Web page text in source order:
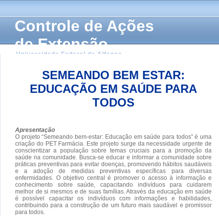
Controle de Ações
de Extensão
Universidade Federal de Alfenas
SEMEANDO BEM ESTAR:
EDUCAÇÃO EM SAÚDE PARA
TODOS
Apresentação
O projeto “Semeando bem-estar: Educação em saúde para todos” é uma
criação do PET Farmácia. Este projeto surge da necessidade urgente de
conscientizar a população sobre temas cruciais para a promoção da
saúde na comunidade. Busca-se educar e informar a comunidade sobre
práticas preventivas para evitar doenças, promovendo hábitos saudáveis
e a adoção de medidas preventivas específicas para diversas
enfermidades. O objetivo central é promover o acesso à informação e
conhecimento sobre saúde, capacitando indivíduos para cuidarem
melhor de si mesmos e de suas famílias. Através da educação em saúde
é possível capacitar os indivíduos com informações e habilidades,
contribuindo para a construção de um futuro mais saudável e promissor
para todos.